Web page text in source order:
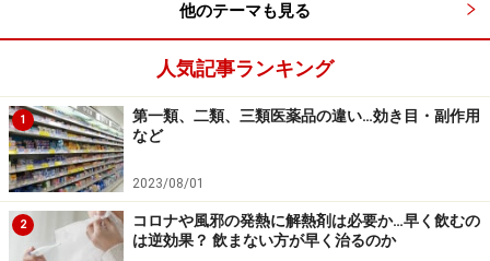
他のテーマも見る
人気記事ランキング
1
第一類、二類、三類医薬品の違い…効き目・副作用
など
2023/08/01
2
コロナや風邪の発熱に解熱剤は必要か…早く飲むの
は逆効果？ 飲まない方が早く治るのか